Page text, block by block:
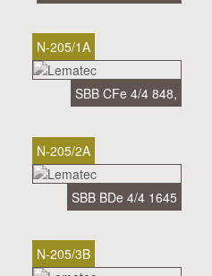
N-205/1A
SBB CFe 4/4 848,
N-205/2A
SBB BDe 4/4 1645
N-205/3B